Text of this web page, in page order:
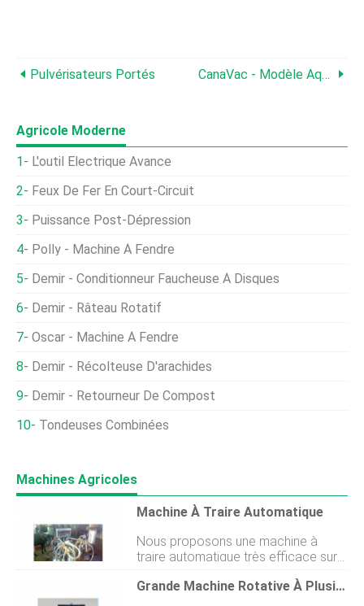
Pulvérisateurs Portés CanaVac - Modèle Aqua Twin - Systèmes De Pompe À Poisson À Chambre Unique
Agricole Moderne
L'outil Électrique Avance
Feux De Fer En Court-Circuit
Puissance Post-Dépression
Polly - Machine À Fendre
Demir - Conditionneur Faucheuse À Disques
Demir - Râteau Rotatif
Oscar - Machine À Fendre
Demir - Récolteuse D'arachides
Demir - Retourneur De Compost
Tondeuses Combinées
Machines Agricoles
Machine À Traire Automatique
Nous proposons une machine à
traire automatique très efficace sur
le marché international. La machine à
traire pour vaches et buffles que
Grande Machine Rotative À Plusieurs Rangées